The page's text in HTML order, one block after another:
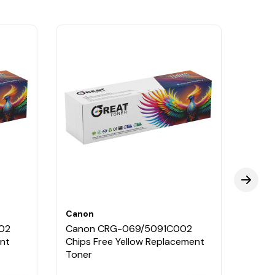
Canon
Canon CRG-069/5091C002
Chips Free Yellow Replacement
Toner